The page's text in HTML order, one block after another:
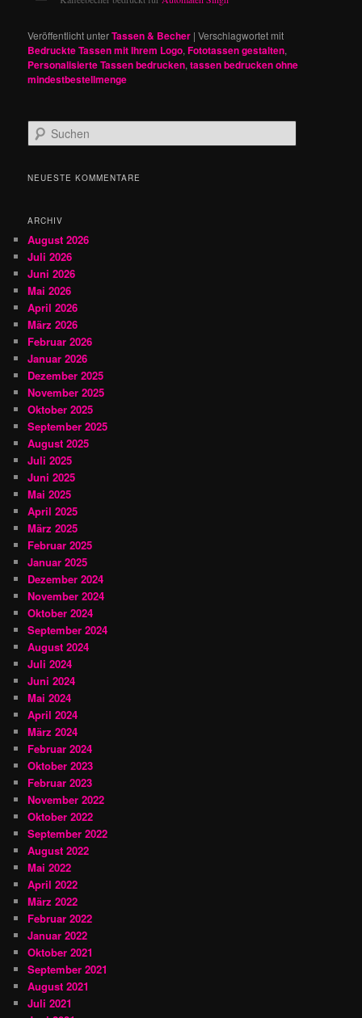
Veröffentlicht unterTassen & Becher |Verschlagwortet mit
Bedruckte Tassen mit Ihrem Logo,Fototassen gestalten,
Personalisierte Tassen bedrucken,tassen bedrucken ohne
mindestbestellmenge
u
h
NEUESTE KOMMENTARE
ARCHIV
August 2026
Juli 2026
Juni 2026
Mai 2026
April 2026
März 2026
Februar 2026
Januar 2026
Dezember 2025
November 2025
Oktober 2025
September 2025
August 2025
Juli 2025
Juni 2025
Mai 2025
April 2025
März 2025
Februar 2025
Januar 2025
Dezember 2024
November 2024
Oktober 2024
September 2024
August 2024
Juli 2024
Juni 2024
Mai 2024
April 2024
März 2024
Februar 2024
Oktober 2023
Februar 2023
November 2022
Oktober 2022
September 2022
August 2022
Mai 2022
April 2022
März 2022
Februar 2022
Januar 2022
Oktober 2021
September 2021
August 2021
Juli 2021